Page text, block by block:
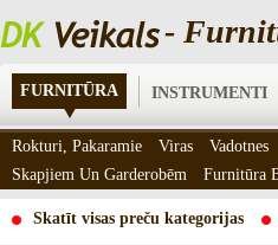
-
FURNITŪRA INSTRUMENTI
Skatīt visas preču kategorijas
Rokturi, Pakaramie Viras Vadotnes
Skapjiem Un Garderobēm
Furnitūra